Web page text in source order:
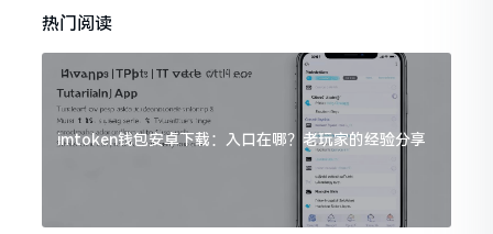
热门阅读
imtoken钱包安卓下载：入口在哪？老玩家的经验分享